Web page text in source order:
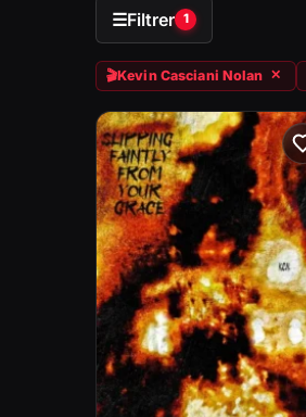
☰Filtrer 1
🎬Kevin Casciani Nolan ✕